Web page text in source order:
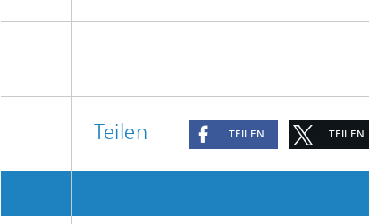
Teilen TEILEN TEILEN